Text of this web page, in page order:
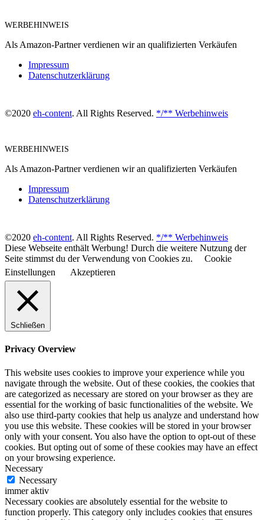
WERBEHINWEIS
Als Amazon-Partner verdienen wir an qualifizierten Verkäufen
Impressum
Datenschutzerklärung
©2020 eh-content. All Rights Reserved. */** Werbehinweis
WERBEHINWEIS
Als Amazon-Partner verdienen wir an qualifizierten Verkäufen
Impressum
Datenschutzerklärung
©2020 eh-content. All Rights Reserved. */** Werbehinweis
Diese Webseite enthält Werbung! Durch die weitere Nutzung der
Seite stimmst du der Verwendung von Cookies zu.
Cookie
Einstellungen
Akzeptieren
Schließen
Privacy Overview
This website uses cookies to improve your experience while you
navigate through the website. Out of these cookies, the cookies that
are categorized as necessary are stored on your browser as they are
essential for the working of basic functionalities of the website. We
also use third-party cookies that help us analyze and understand how
you use this website. These cookies will be stored in your browser
only with your consent. You also have the option to opt-out of these
cookies. But opting out of some of these cookies may have an effect
on your browsing experience.
Necessary
Necessary
immer aktiv
Necessary cookies are absolutely essential for the website to
function properly. This category only includes cookies that ensures